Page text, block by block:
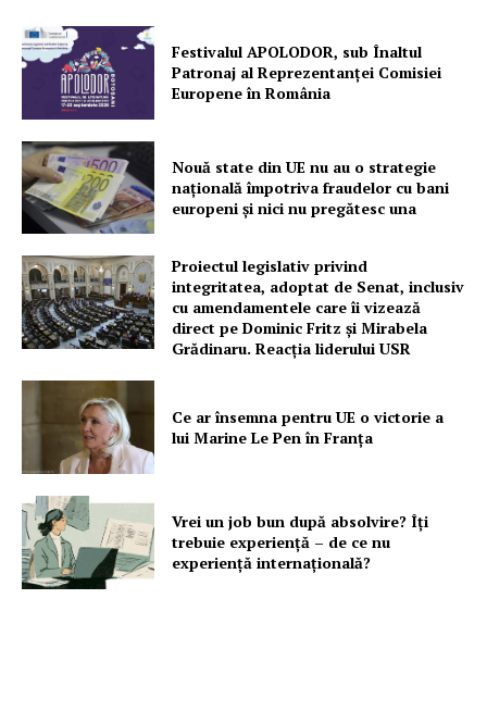
Festivalul APOLODOR, sub Înaltul
Patronaj al Reprezentanței Comisiei
Europene în România
Nouă state din UE nu au o strategie
națională împotriva fraudelor cu bani
europeni și nici nu pregătesc una
Proiectul legislativ privind
integritatea, adoptat de Senat, inclusiv
cu amendamentele care îi vizează
direct pe Dominic Fritz și Mirabela
Grădinaru. Reacția liderului USR
Ce ar însemna pentru UE o victorie a
lui Marine Le Pen în Franța
Vrei un job bun după absolvire? Îți
trebuie experiență – de ce nu
experiență internațională?